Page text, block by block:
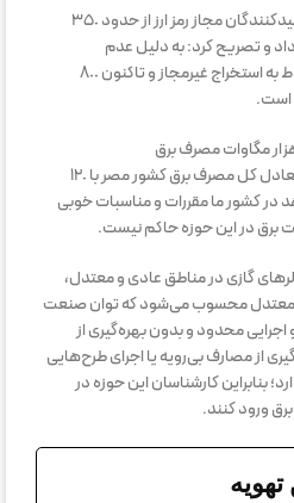
وی در ادامه از کاهش فعالیت تولیدکنندگان مجاز رمز ارز از حدود ٣٥٠
مگاوات خبر داد و تصریح کرد: به دلیل عدم
بازدارندگی، راهکارهای قبلی مربوط به استخراج غیرمجاز و تاکنون ٨٠٠
است.
مقام مسؤول تاکید کرد: ٣٢ هزار مگاوات مصرف برق
سامانه‌های‌سرمایشی در کشور، معادل کل مصرف برق کشور مصر با ١٢٠
کشور ما مقررات و مناسبات خوبی
برق در این حوزه حاکم نیست.
گازی در مناطق عادی و معتدل،
کشور معتدل محسوب می‌شود که توان صنعت
اجرایی محدود و بدون بهره‌گیری از
از مصارف بی‌رویه یا اجرای طرح‌هایی
بنابراین کارشناسان این حوزه در
ورود کنند.
تهویه